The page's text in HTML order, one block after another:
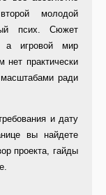
молодой
псих. Сюжет
а игровой мир
практически
ради
и дату
вы найдете
проекта, гайды